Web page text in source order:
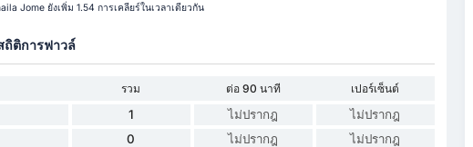
Jome ยังเพิ่ม 1.54 การเคลียร์ในเวลาเดียวกัน
ถิติการฟาวล์
รวม ต่อ 90 นาที
เปอร์เซ็นต์
1 ไม่ปรากฎ ไม่ปรากฎ
0 ไม่ปรากฎ ไม่ปรากฎ